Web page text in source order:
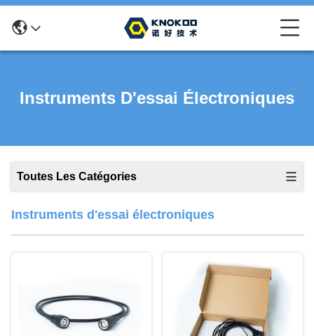
Instruments D'essai Électroniques
Toutes Les Catégories
Instruments d'essai électroniques